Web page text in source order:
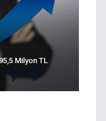
Milyon TL